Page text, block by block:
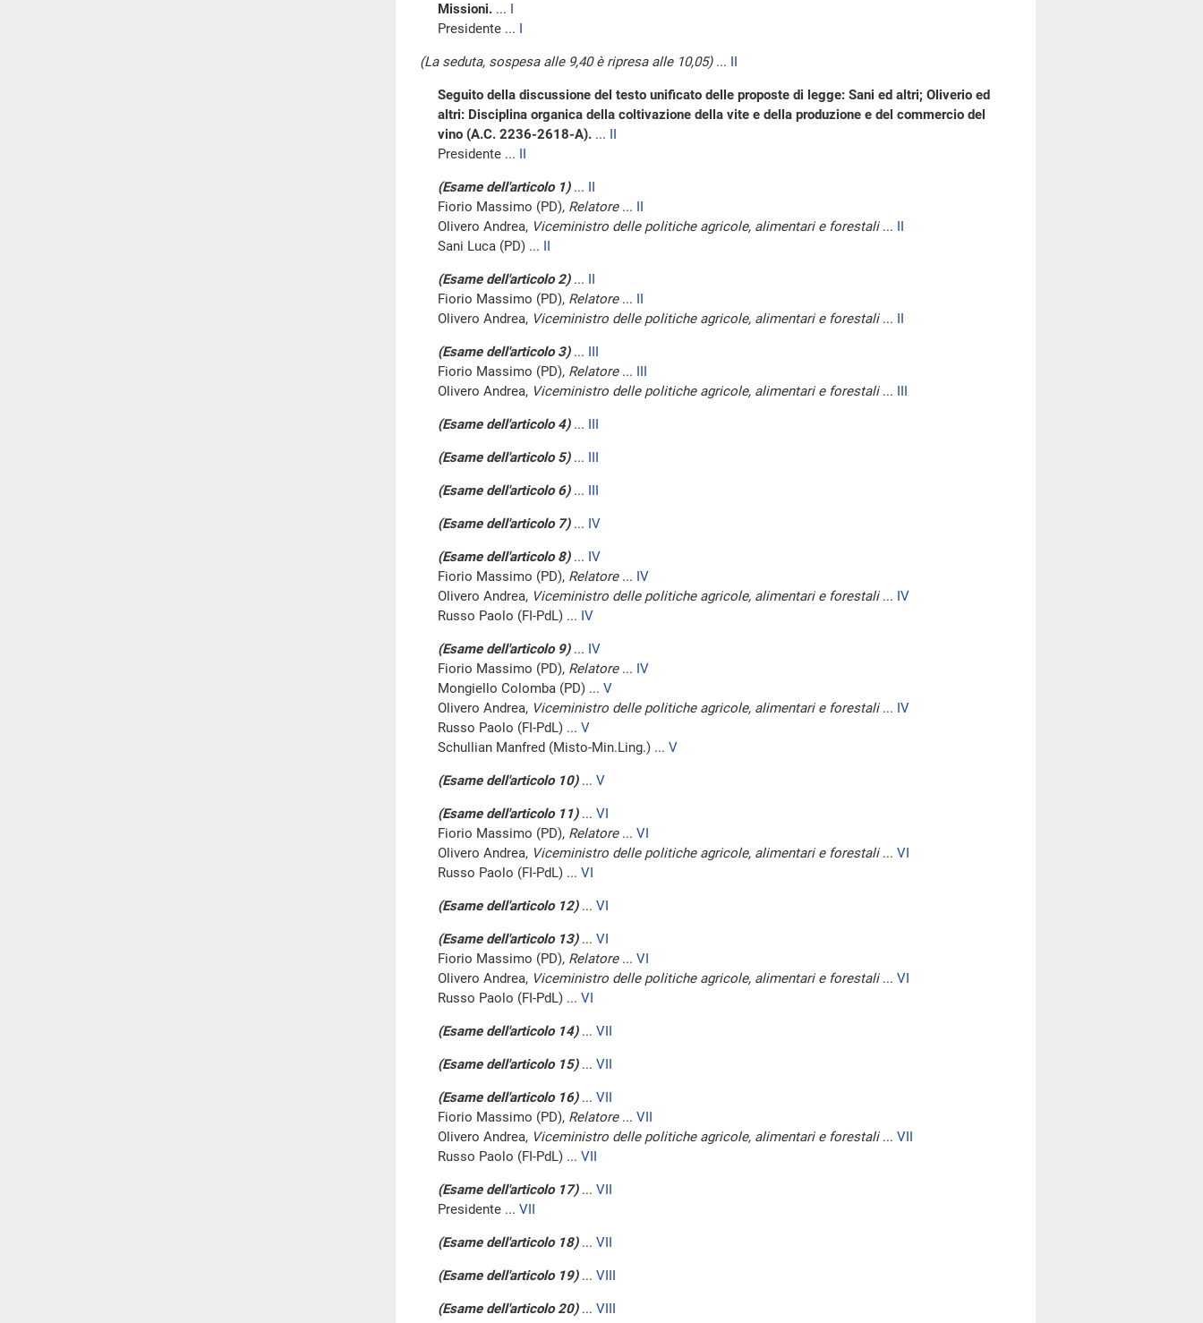
Missioni. ... I
Presidente ... I
(La seduta, sospesa alle 9,40 è ripresa alle 10,05)... II
Seguito della discussione del testo unificato delle proposte di legge: Sani ed altri; Oliverio ed
altri: Disciplina organica della coltivazione della vite e della produzione e del commercio del
vino (A.C. 2236-2618-A). ... II
Presidente ... II
(Esame dell'articolo 1) ... II
Fiorio Massimo (PD), Relatore... II
Olivero Andrea, Viceministro delle politiche agricole, alimentari e forestali... II
Sani Luca (PD) ... II
(Esame dell'articolo 2) ... II
Fiorio Massimo (PD), Relatore... II
Olivero Andrea, Viceministro delle politiche agricole, alimentari e forestali... II
(Esame dell'articolo 3) ... III
Fiorio Massimo (PD), Relatore... III
Olivero Andrea, Viceministro delle politiche agricole, alimentari e forestali... III
(Esame dell'articolo 4) ... III
(Esame dell'articolo 5) ... III
(Esame dell'articolo 6) ... III
(Esame dell'articolo 7) ... IV
(Esame dell'articolo 8) ... IV
Fiorio Massimo (PD), Relatore... IV
Olivero Andrea, Viceministro delle politiche agricole, alimentari e forestali... IV
Russo Paolo (FI-PdL) ... IV
(Esame dell'articolo 9) ... IV
Fiorio Massimo (PD), Relatore... IV
Mongiello Colomba (PD) ... V
Olivero Andrea, Viceministro delle politiche agricole, alimentari e forestali... IV
Russo Paolo (FI-PdL) ... V
Schullian Manfred (Misto-Min.Ling.) ... V
(Esame dell'articolo 10) ... V
(Esame dell'articolo 11) ... VI
Fiorio Massimo (PD), Relatore... VI
Olivero Andrea, Viceministro delle politiche agricole, alimentari e forestali... VI
Russo Paolo (FI-PdL) ... VI
(Esame dell'articolo 12) ... VI
(Esame dell'articolo 13) ... VI
Fiorio Massimo (PD), Relatore... VI
Olivero Andrea, Viceministro delle politiche agricole, alimentari e forestali... VI
Russo Paolo (FI-PdL) ... VI
(Esame dell'articolo 14) ... VII
(Esame dell'articolo 15) ... VII
(Esame dell'articolo 16) ... VII
Fiorio Massimo (PD), Relatore... VII
Olivero Andrea, Viceministro delle politiche agricole, alimentari e forestali... VII
Russo Paolo (FI-PdL) ... VII
(Esame dell'articolo 17) ... VII
Presidente ... VII
(Esame dell'articolo 18) ... VII
(Esame dell'articolo 19) ... VIII
(Esame dell'articolo 20) ... VIII